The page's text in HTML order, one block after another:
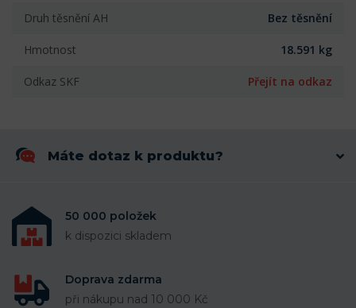
Druh těsnění AH Bez těsnění
Hmotnost 18.591 kg
Odkaz SKF Přejít na odkaz
Máte dotaz k produktu?
50 000 položek
k dispozici skladem
Doprava zdarma
při nákupu nad 10 000 Kč